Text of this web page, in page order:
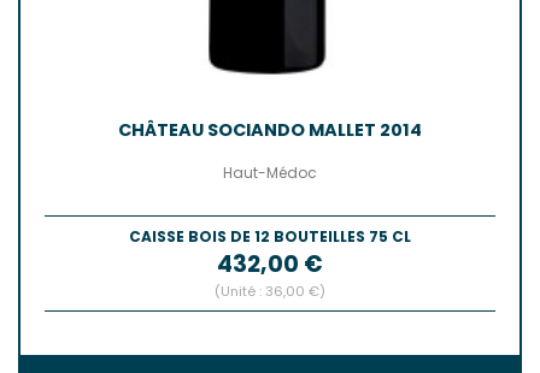
CHÂTEAU SOCIANDO MALLET 2014
Haut-Médoc
CAISSE BOIS DE 12 BOUTEILLES 75 CL
Prix
432,00 €
(Unité : 36,00 €)